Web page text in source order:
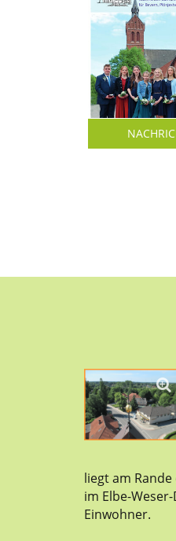
liegt am
im Elbe-
Einwohner.